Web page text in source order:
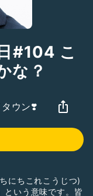
#104 こ
な？
ウン❣️
にちこれこうじつ)
という意味です。皆